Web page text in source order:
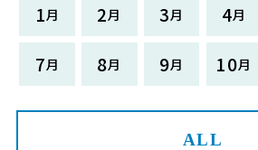
1 2 3 4
7
8 9 10
ALL